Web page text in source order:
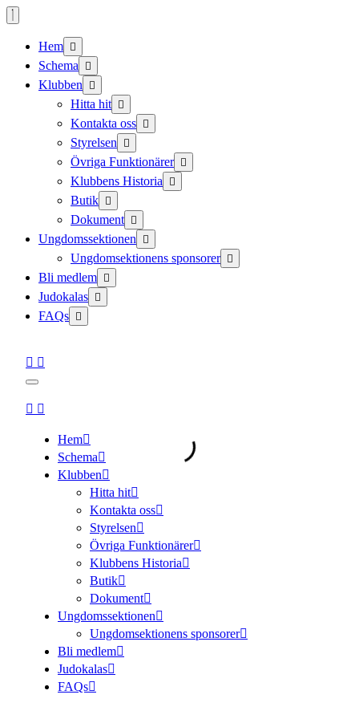
Skip
to
contentHem
Schema
Klubben
Hitta hit
Kontakta oss
Styrelsen
Övriga Funktionärer
Klubbens Historia
Butik
Dokument
Ungdomssektionen
Ungdomsektionens sponsorer
Bli medlem
Judokalas
FAQs
Hem
Schema
Klubben
Hitta hit
Kontakta oss
Styrelsen
Övriga Funktionärer
Klubbens Historia
Butik
Dokument
Ungdomssektionen
Ungdomsektionens sponsorer
Bli medlem
Judokalas
FAQs